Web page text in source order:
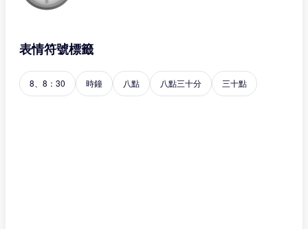
表情符號標籤
8、8：30 時鐘 八點 八點三十分 三十點